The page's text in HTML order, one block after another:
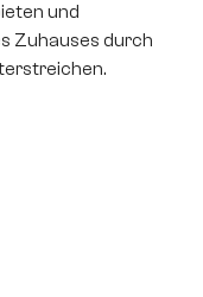
und
Zuhauses durch